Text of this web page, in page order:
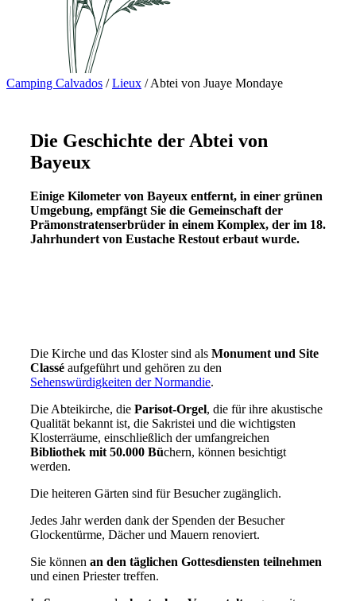
Camping Calvados /Lieux /Abtei von Juaye Mondaye
Die Geschichte der Abtei von
Bayeux
Einige Kilometer von Bayeux entfernt, in einer grünen
Umgebung, empfängt Sie die Gemeinschaft der
Prämonstratenserbrüder in einem Komplex, der im 18.
Jahrhundert von Eustache Restout erbaut wurde.
Die Kirche und das Kloster sind als Monument und Site
Classé aufgeführt und gehören zu den
Sehenswürdigkeiten der Normandie.
Die Abteikirche, die Parisot-Orgel, die für ihre akustische
Qualität bekannt ist, die Sakristei und die wichtigsten
Klosterräume, einschließlich der umfangreichen
Bibliothek mit 50.000 Büchern, können besichtigt
werden.
Die heiteren Gärten sind für Besucher zugänglich.
Jedes Jahr werden dank der Spenden der Besucher
Glockentürme, Dächer und Mauern renoviert.
Sie können an den täglichen Gottesdiensten teilnehmen
und einen Priester treffen.